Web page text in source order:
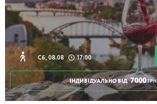
Сб, 08.08 17:00
ІНДИВІДУАЛЬНО ВІД 7000 ГРН